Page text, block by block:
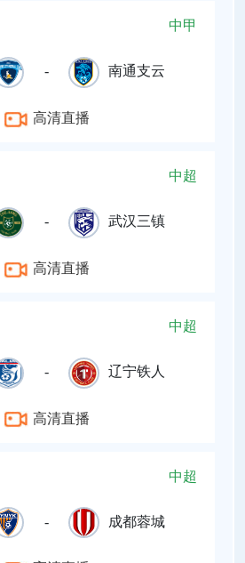
中甲
- 南通支云
高清直播
中超
- 武汉三镇
高清直播
中超
- 辽宁铁人
高清直播
中超
- 成都蓉城